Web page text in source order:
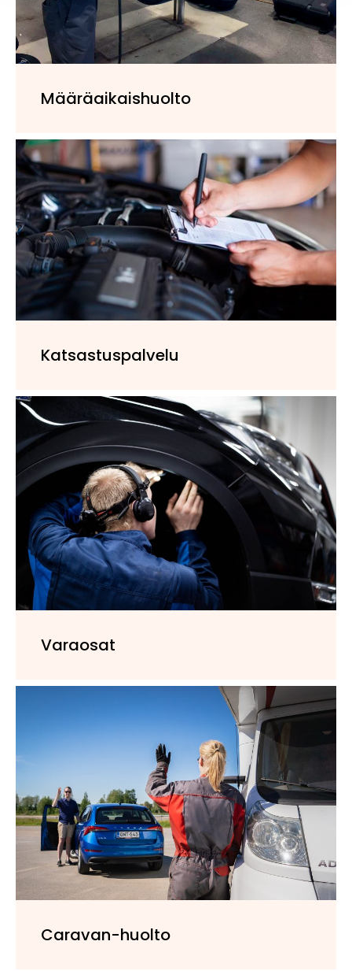
Määräaikaishuolto
Katsastuspalvelu
Varaosat
Caravan-huolto